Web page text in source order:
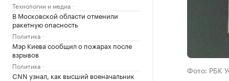
Технологии и медиа
В Московской области отменили
ракетную опасность
Политика
Мэр Киева сообщил о пожарах после
взрывов
Политика
CNN узнал, как высший военачальник
Фото: РБК